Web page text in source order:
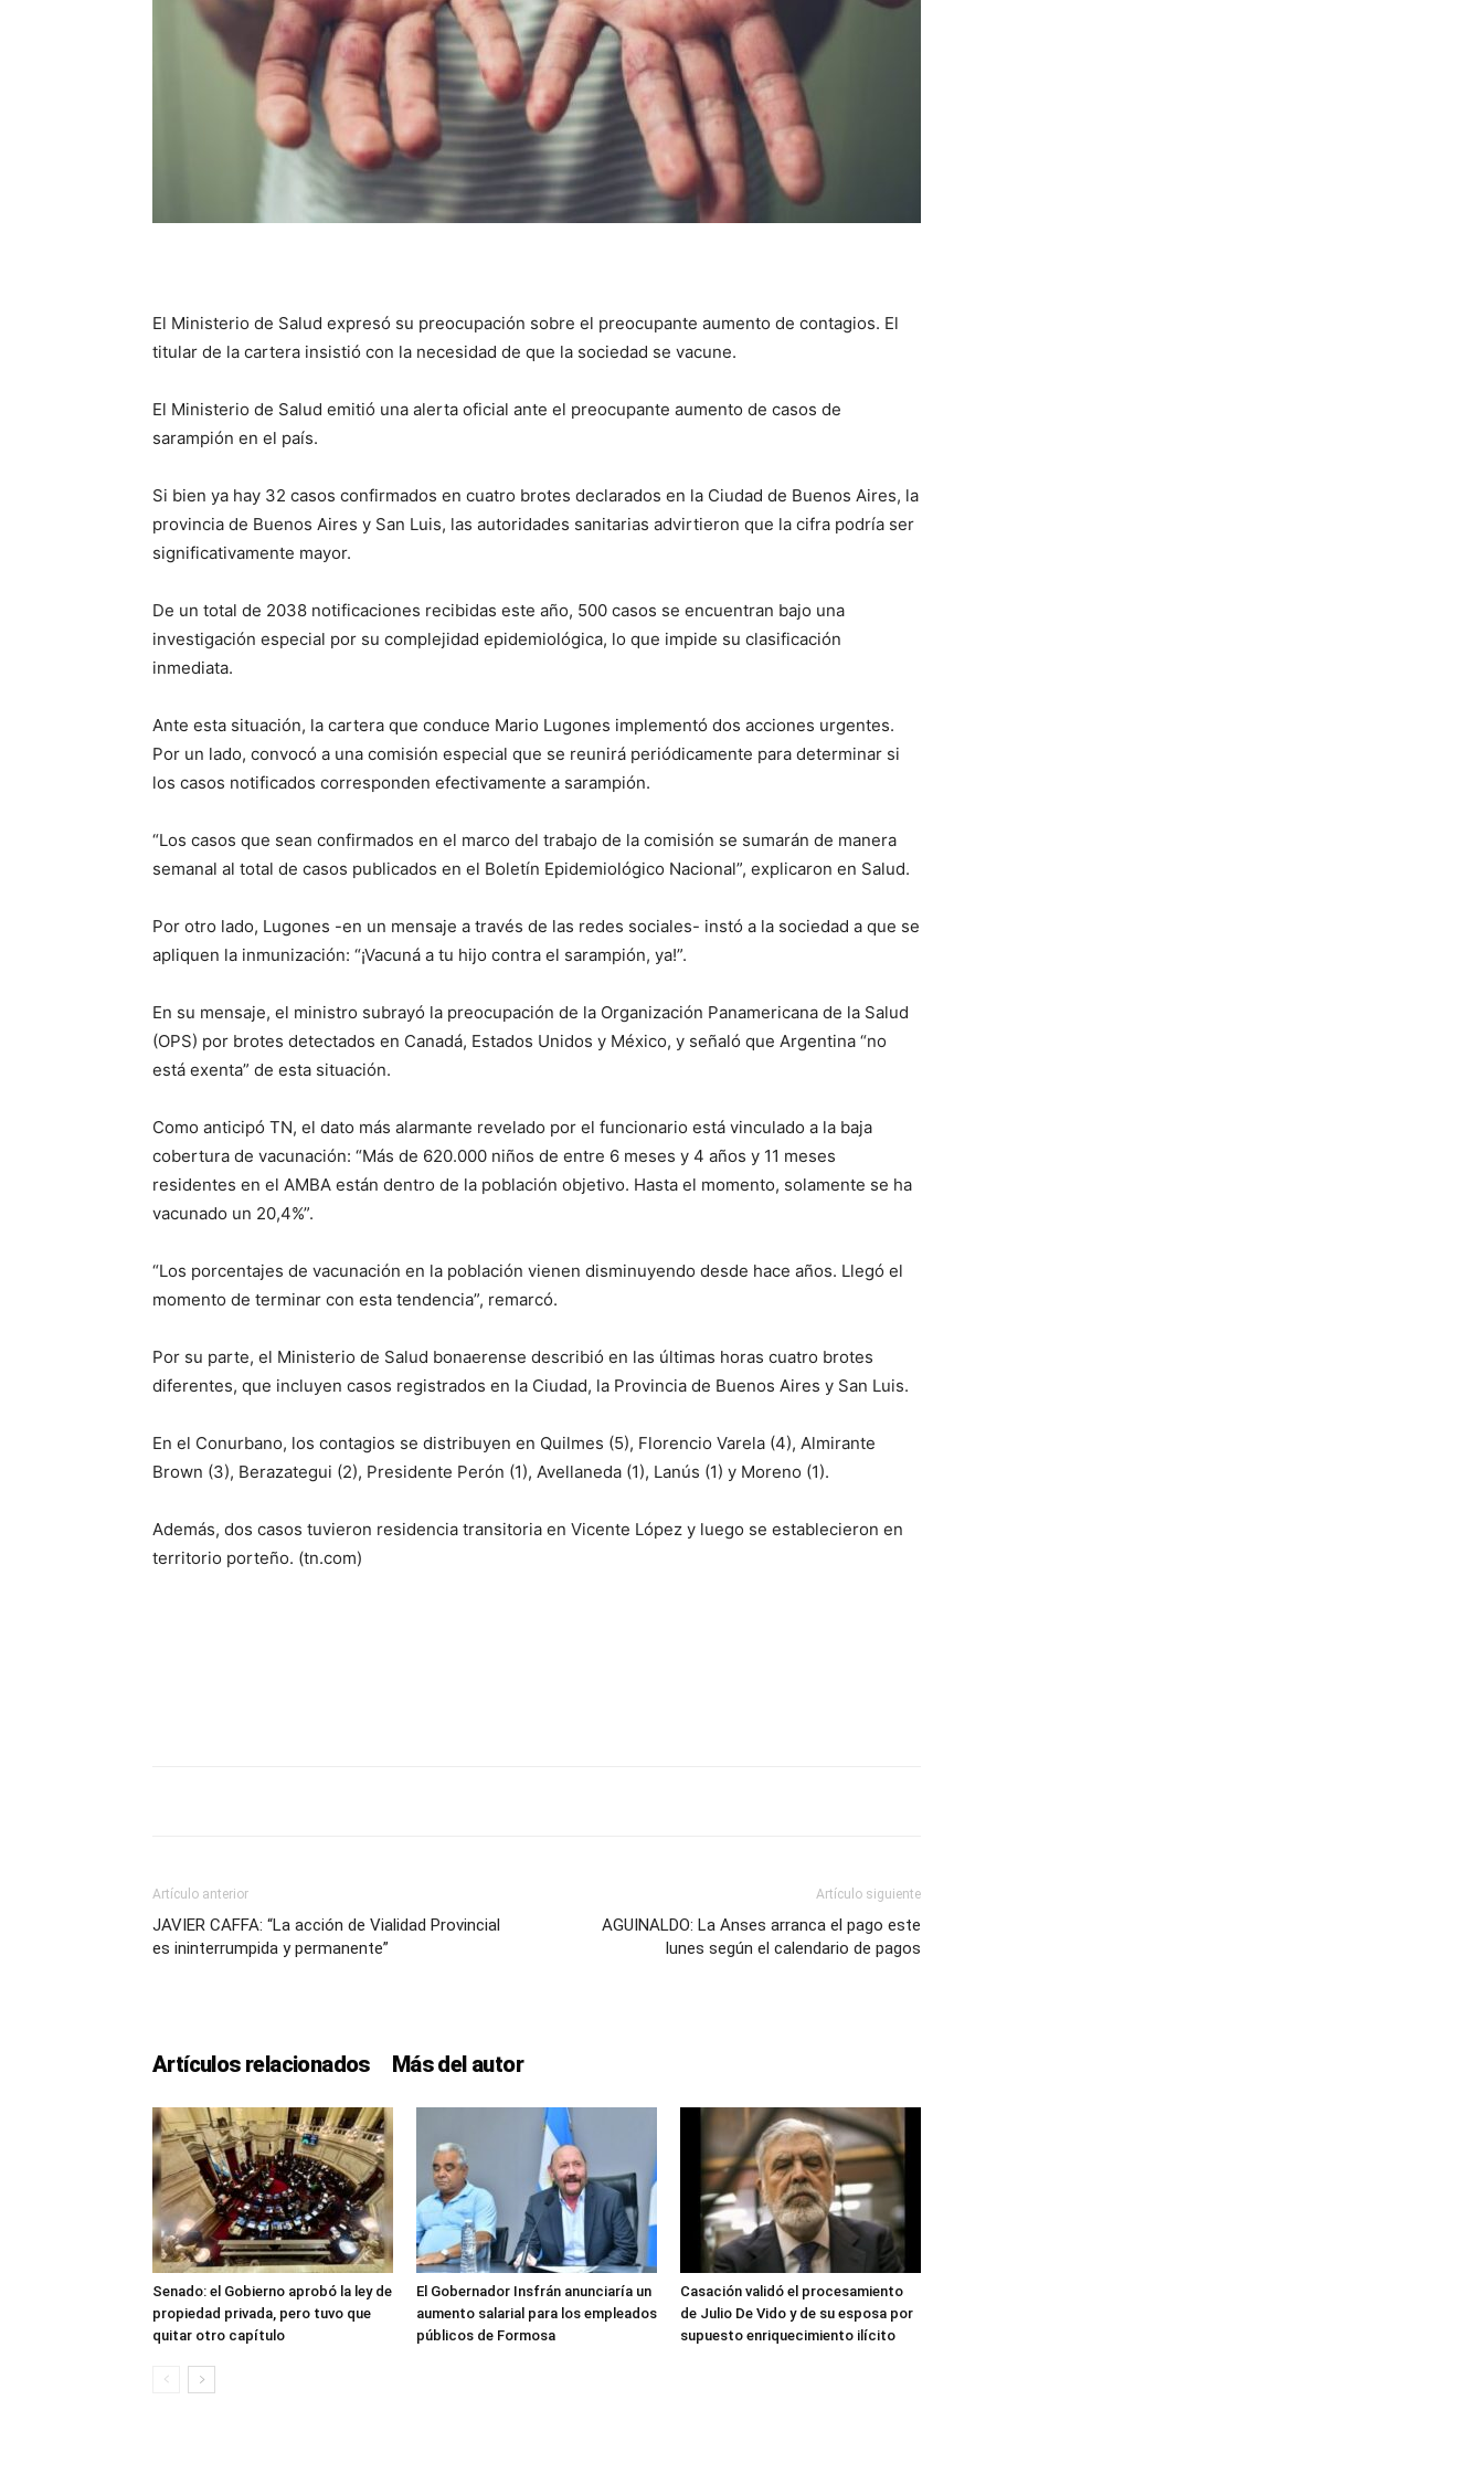
::
La
Verdad
lo
El Ministerio de Salud expresó su preocupación sobre el preocupante aumento de contagios. El
titular de la cartera insistió con la necesidad de que la sociedad se vacune.
El Ministerio de Salud emitió una alerta oficial ante el preocupante aumento de casos de
sarampión en el país.
Si bien ya hay 32 casos confirmados en cuatro brotes declarados en la Ciudad de Buenos Aires, la
provincia de Buenos Aires y San Luis, las autoridades sanitarias advirtieron que la cifra podría ser
significativamente mayor.
De un total de 2038 notificaciones recibidas este año, 500 casos se encuentran bajo una
investigación especial por su complejidad epidemiológica, lo que impide su clasificación
inmediata.
Ante esta situación, la cartera que conduce Mario Lugones implementó dos acciones urgentes.
Por un lado, convocó a una comisión especial que se reunirá periódicamente para determinar si
los casos notificados corresponden efectivamente a sarampión.
“Los casos que sean confirmados en el marco del trabajo de la comisión se sumarán de manera
semanal al total de casos publicados en el Boletín Epidemiológico Nacional”, explicaron en Salud.
Por otro lado, Lugones -en un mensaje a través de las redes sociales- instó a la sociedad a que se
apliquen la inmunización: “¡Vacuná a tu hijo contra el sarampión, ya!”.
En su mensaje, el ministro subrayó la preocupación de la Organización Panamericana de la Salud
(OPS) por brotes detectados en Canadá, Estados Unidos y México, y señaló que Argentina “no
está exenta” de esta situación.
Como anticipó TN, el dato más alarmante revelado por el funcionario está vinculado a la baja
cobertura de vacunación: “Más de 620.000 niños de entre 6 meses y 4 años y 11 meses
residentes en el AMBA están dentro de la población objetivo. Hasta el momento, solamente se ha
vacunado un 20,4%”.
“Los porcentajes de vacunación en la población vienen disminuyendo desde hace años. Llegó el
momento de terminar con esta tendencia”, remarcó.
Por su parte, el Ministerio de Salud bonaerense describió en las últimas horas cuatro brotes
diferentes, que incluyen casos registrados en la Ciudad, la Provincia de Buenos Aires y San Luis.
En el Conurbano, los contagios se distribuyen en Quilmes (5), Florencio Varela (4), Almirante
Brown (3), Berazategui (2), Presidente Perón (1), Avellaneda (1), Lanús (1) y Moreno (1).
Además, dos casos tuvieron residencia transitoria en Vicente López y luego se establecieron en
territorio porteño. (tn.com)
Artículo anterior
JAVIER CAFFA: “La acción de Vialidad Provincial
es ininterrumpida y permanente”
Artículo siguiente
AGUINALDO: La Anses arranca el pago este
lunes según el calendario de pagos
Artículos relacionados Más del autor
Senado: el Gobierno aprobó la ley de
propiedad privada, pero tuvo que
quitar otro capítulo
El Gobernador Insfrán anunciaría un
aumento salarial para los empleados
públicos de Formosa
Casación validó el procesamiento
de Julio De Vido y de su esposa por
supuesto enriquecimiento ilícito